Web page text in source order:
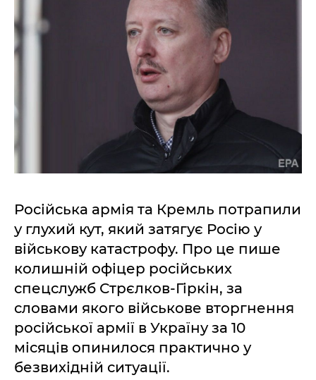
Російська армія та Кремль потрапили
у глухий кут, який затягує Росію у
військову катастрофу. Про це пише
колишній офіцер російських
спецслужб Стрєлков-Гіркін, за
словами якого військове вторгнення
російської армії в Україну за 10
місяців опинилося практично у
безвихідній ситуації.